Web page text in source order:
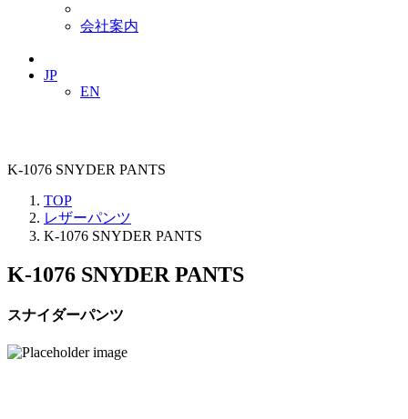
会社案内
JP
EN
K-1076 SNYDER PANTS
TOP
レザーパンツ
K-1076 SNYDER PANTS
K-1076 SNYDER PANTS
スナイダーパンツ